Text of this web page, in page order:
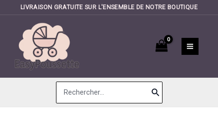
LIVRAISON GRATUITE SUR L'ENSEMBLE DE NOTRE BOUTIQUE
contenu
Search
for: